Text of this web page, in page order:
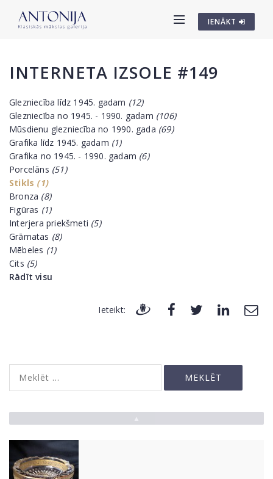
IENĀKT
INTERNETA IZSOLE #149
Glezniecība līdz 1945. gadam (12)
Glezniecība no 1945. - 1990. gadam (106)
Mūsdienu glezniecība no 1990. gada (69)
Grafika līdz 1945. gadam (1)
Grafika no 1945. - 1990. gadam (6)
Porcelāns (51)
Stikls (1)
Bronza (8)
Figūras (1)
Interjera priekšmeti (5)
Grāmatas (8)
Mēbeles (1)
Cits (5)
Rādīt visu
Ieteikt: